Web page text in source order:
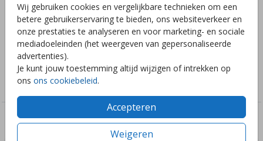
Wij gebruiken cookies en vergelijkbare technieken om een
betere gebruikerservaring te bieden, ons websiteverkeer en
onze prestaties te analyseren en voor marketing- en sociale
mediadoeleinden (het weergeven van gepersonaliseerde
advertenties).
Je kunt jouw toestemming altijd wijzigen of intrekken op
ons ons cookiebeleid.
Accepteren
Weigeren
Unieke geboorteaankondiging met een golfjesrand, laat de
hele buurt weten dat je/jullie kindje is geboren. Afmeting:
40x60cm dubbel.
Collectie
Geboortebord
Deze ontwerpen vind je misschien ook leuk